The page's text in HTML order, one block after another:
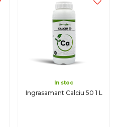
In stoc
Ingrasamant Calciu 50 1 L